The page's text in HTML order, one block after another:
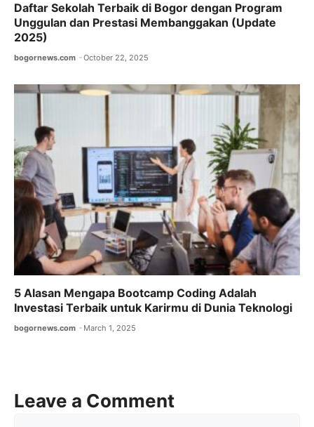
Daftar Sekolah Terbaik di Bogor dengan Program
Unggulan dan Prestasi Membanggakan (Update
2025)
bogornews.com October 22, 2025
5 Alasan Mengapa Bootcamp Coding Adalah
Investasi Terbaik untuk Karirmu di Dunia Teknologi
bogornews.com March 1, 2025
Leave a Comment